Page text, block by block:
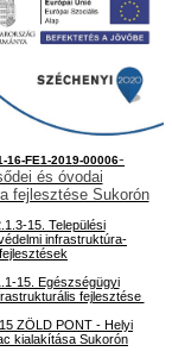
16-FE1-2019-00006-
és óvodai
fejlesztése Sukorón
15. Települési
infrastruktúra-
fejlesztések
15. Egészségügyi
fejlesztése
ZÖLD PONT - Helyi
kialakítása Sukorón